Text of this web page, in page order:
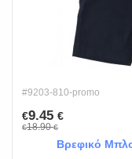
#9203-810-promo
€9.45 €
€18.90€
Βρεφικό